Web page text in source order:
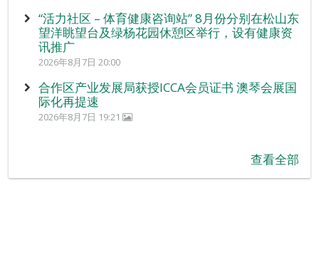
“活力社区 – 体育健康咨询站” 8月份分别在松山东
望洋眺望台及绿杨花园休憩区举行，设有健康资
讯推广
2026年8月7日 20:00
合作区产业发展局获授ICCA会员证书 澳琴会展国
际化再提速
2026年8月7日 19:21
查看全部